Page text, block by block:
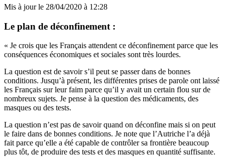
Mis à jour le 28/04/2020 à 12:28
Le plan de déconfinement :
« Je crois que les Français attendent ce déconfinement parce que les
conséquences économiques et sociales sont très lourdes.
La question est de savoir s’il peut se passer dans de bonnes
conditions. Jusqu’à présent, les différentes prises de parole ont laissé
les Français sur leur faim parce qu’il y avait un certain flou sur de
nombreux sujets. Je pense à la question des médicaments, des
masques ou des tests.
La question n’est pas de savoir quand on déconfine mais si on peut
le faire dans de bonnes conditions. Je note que l’Autriche l’a déjà
fait parce qu’elle a été capable de contrôler sa frontière beaucoup
plus tôt, de produire des tests et des masques en quantité suffisante.